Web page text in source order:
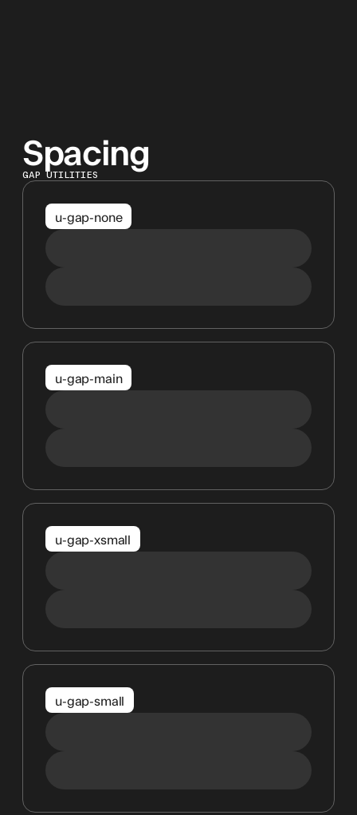
Spacing
GAP UTILITIES
u-gap-none
u-gap-main
u-gap-xsmall
u-gap-small